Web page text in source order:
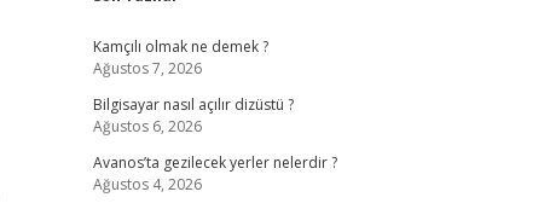
Sidebar
Kamçılı olmak ne demek ?
Ağustos 7, 2026
Bilgisayar nasıl açılır dizüstü ?
Ağustos 6, 2026
Avanos’ta gezilecek yerler nelerdir ?
Ağustos 4, 2026